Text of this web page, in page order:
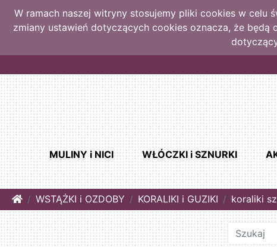
W ramach naszej witryny stosujemy pliki cookies w celu
zmiany ustawień dotyczących cookies oznacza, że będą
MULINY i NICI WŁÓCZKI i SZNURKI
HomeWSTĄŻKI i OZDOBY KORALIKI i GUZIKI koraliki